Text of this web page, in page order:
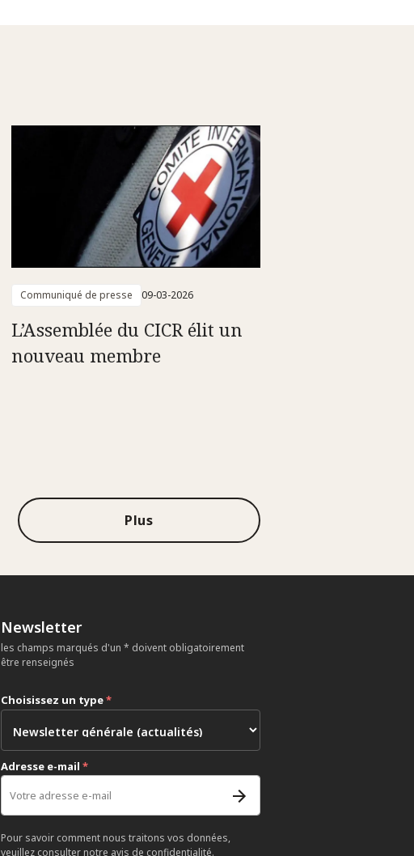
Communiqué de presse 09-03-2026
L’Assemblée du CICR élit un
nouveau membre
Plus
Newsletter
les champs marqués d'un * doivent obligatoirement
être renseignés
Choisissez un type*
Adresse e-mail *
Pour savoir comment nous traitons vos données,
veuillez consulter notre avis de confidentialité.